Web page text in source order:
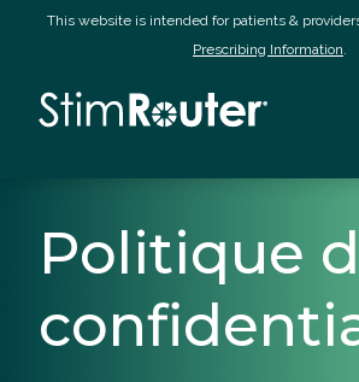
This website is intended for patients &
Prescribing Information.
Politique